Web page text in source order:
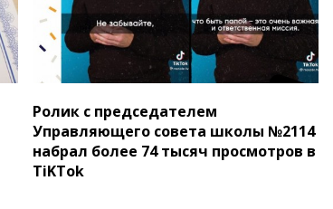
Ролик с председателем
Управляющего совета школы №2114
набрал более 74 тысяч просмотров в
TiKTok